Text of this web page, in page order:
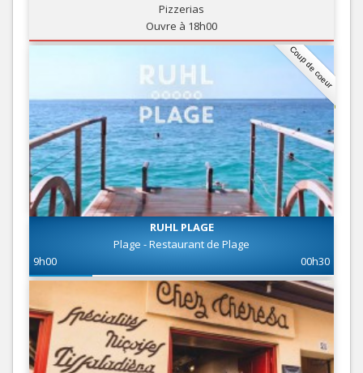
Pizzerias
Ouvre à 18h00
Coup de coeur
RUHL PLAGE
Plage - Restaurant de Plage
9h00
00h30